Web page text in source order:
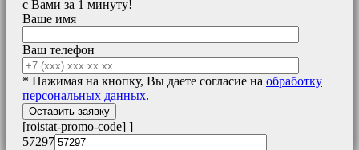
с Вами за 1 минуту!
Ваше имя
Ваш телефон
* Нажимая на кнопку, Вы даете согласие на обработку
персональных данных.
[roistat-promo-code] ]
57297